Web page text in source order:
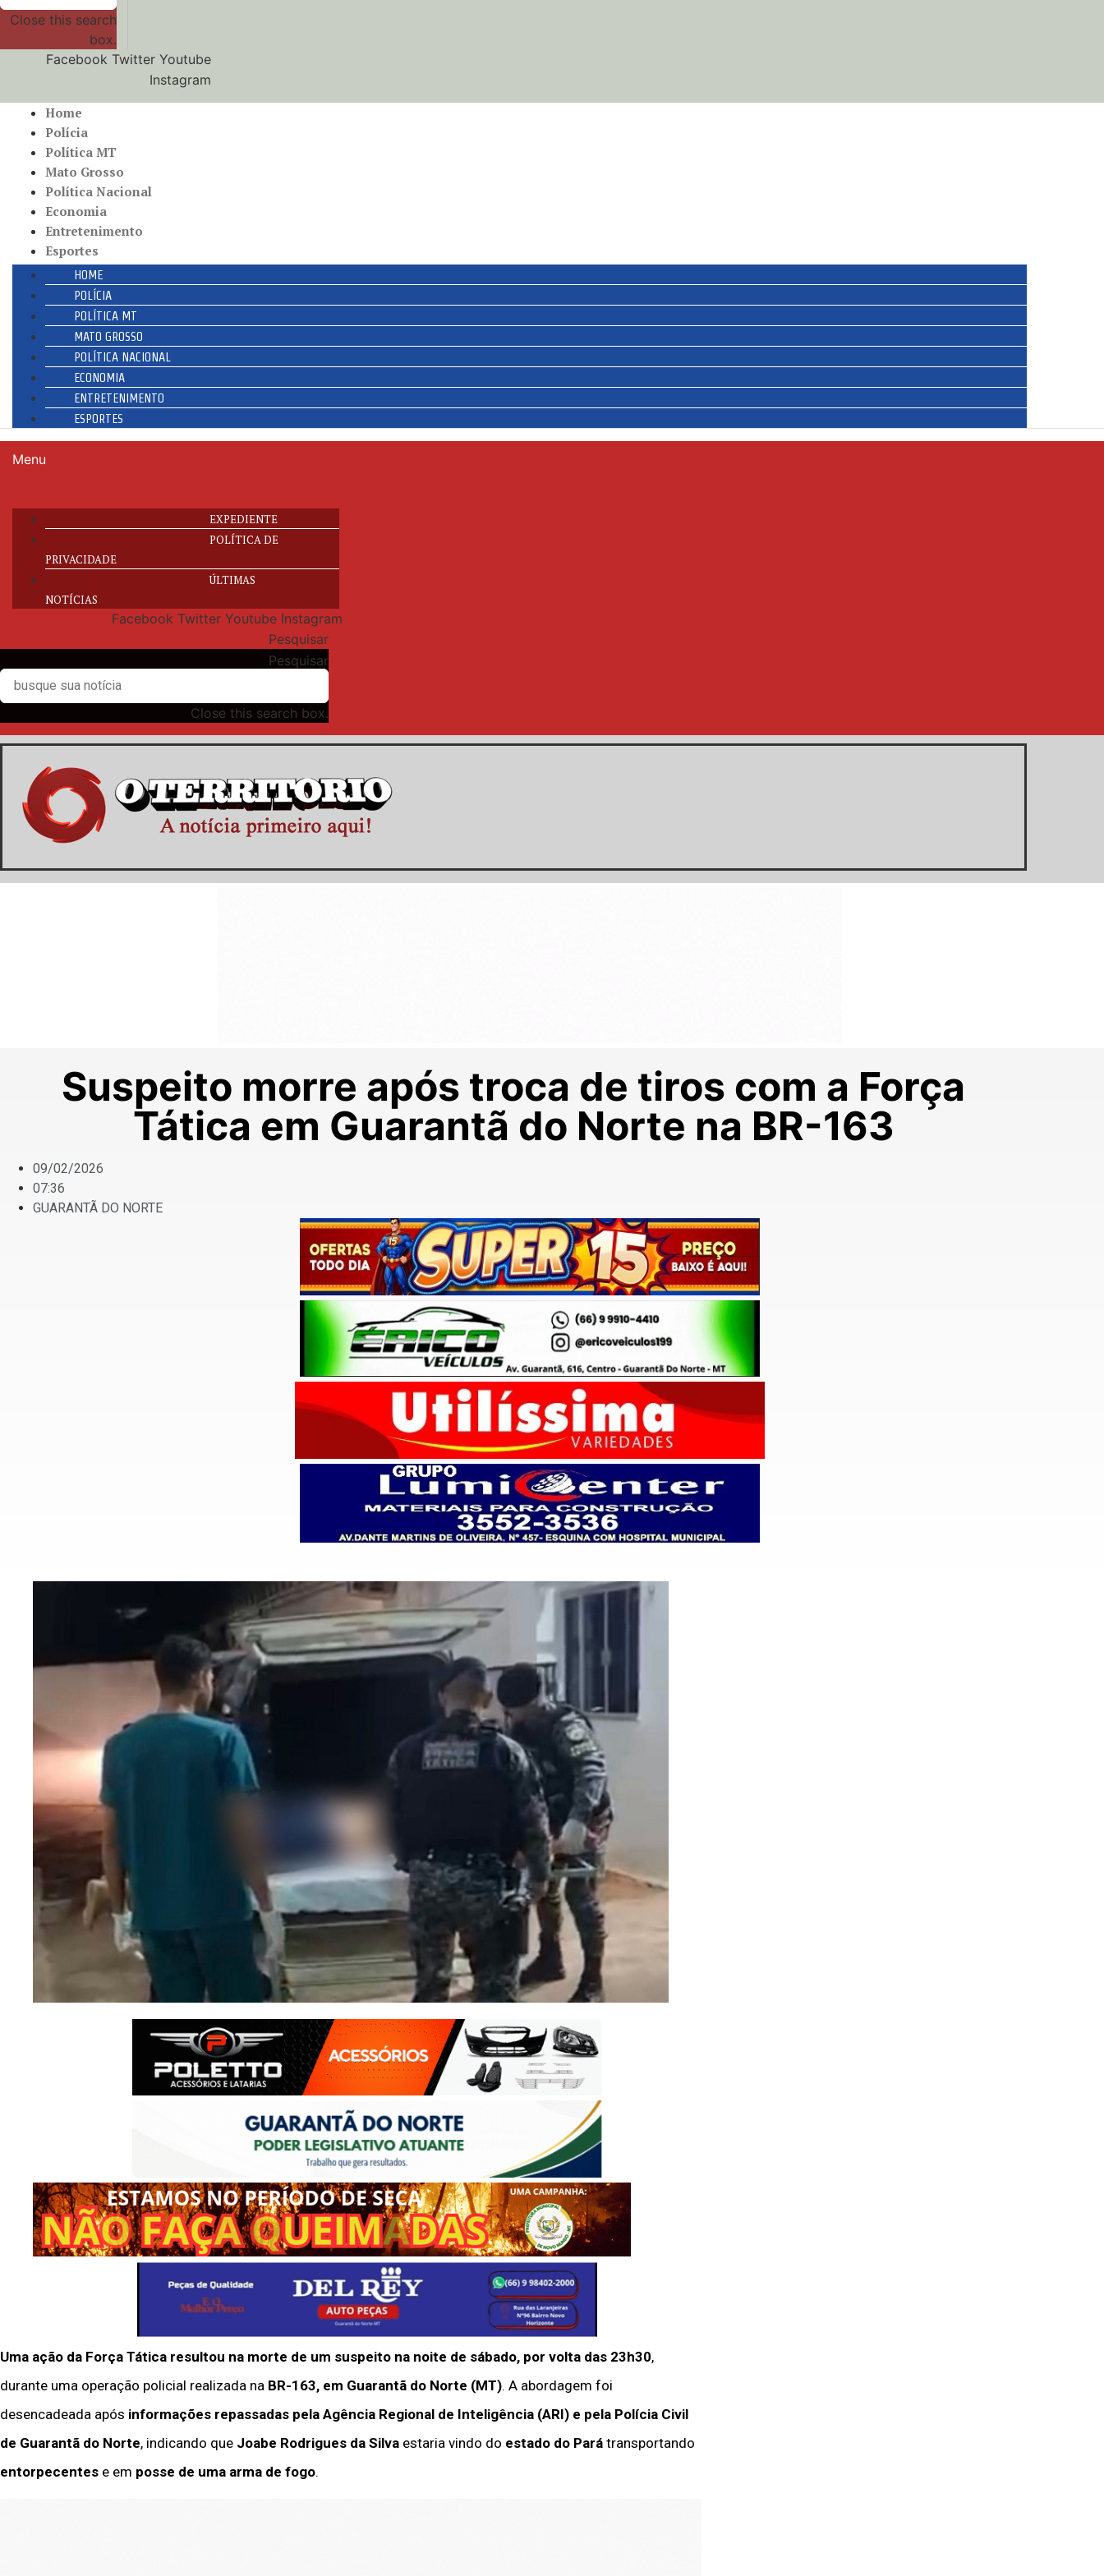
Close this search
box.
Facebook Twitter Youtube
Instagram
Home
Polícia
Política MT
Mato Grosso
Política Nacional
Economia
Entretenimento
Esportes
HOME
POLÍCIA
POLÍTICA MT
MATO GROSSO
POLÍTICA NACIONAL
ECONOMIA
ENTRETENIMENTO
ESPORTES
Menu
EXPEDIENTE
POLÍTICA DE
PRIVACIDADE
ÚLTIMAS
NOTÍCIAS
Facebook Twitter Youtube Instagram
Pesquisar
Pesquisar
Close this search box.
Suspeito morre após troca de tiros com a Força
Tática em Guarantã do Norte na BR-163
09/02/2026
07:36
GUARANTÃ DO NORTE
Uma ação da Força Tática resultou na morte de um suspeito na noite de sábado, por volta das 23h30,
durante uma operação policial realizada na BR-163, em Guarantã do Norte (MT). A abordagem foi
desencadeada após informações repassadas pela Agência Regional de Inteligência (ARI) e pela Polícia Civil
de Guarantã do Norte, indicando que Joabe Rodrigues da Silva estaria vindo do estado do Pará transportando
entorpecentes e em posse de uma arma de fogo.